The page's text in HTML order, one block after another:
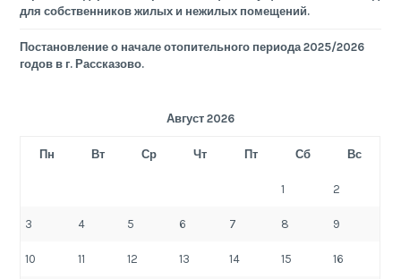
для собственников жилых и нежилых помещений.
Постановление о начале отопительного периода 2025/2026
годов в г. Рассказово.
Август 2026
Пн Вт Ср Чт Пт Сб Вс
1 2
3 4 5 6 7 8 9
10 11 12 13 14 15 16